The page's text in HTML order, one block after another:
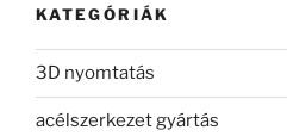
KATEGÓRIÁK
3D nyomtatás
acélszerkezet gyártás